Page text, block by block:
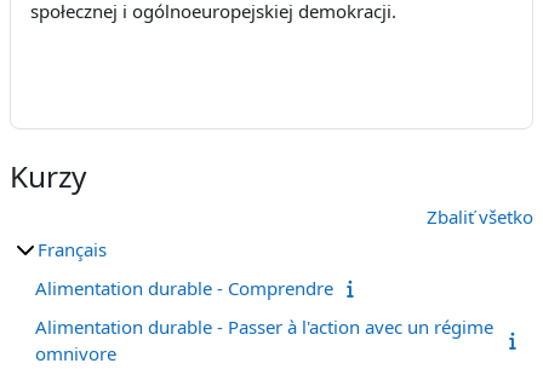
społecznej i ogólnoeuropejskiej demokracji.
Kurzy
Zbaliť všetko
Français
Alimentation durable - Comprendre
Alimentation durable - Passer à l'action avec un régime
omnivore